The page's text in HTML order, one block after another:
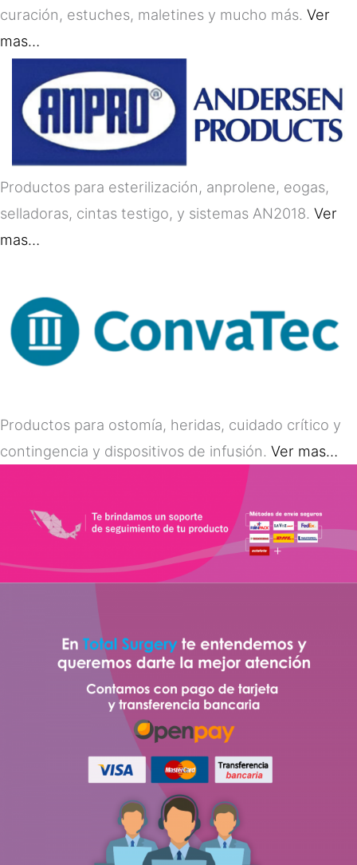
curación, estuches, maletines y mucho más. Ver
mas…
Productos para esterilización, anprolene, eogas,
selladoras, cintas testigo, y sistemas AN2018. Ver
mas…
Productos para ostomía, heridas, cuidado crítico y
contingencia y dispositivos de infusión. Ver mas…